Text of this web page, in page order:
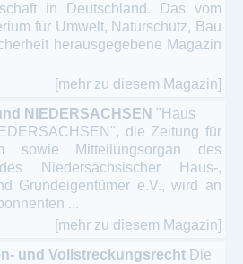
in Deutschland. Das vom
für Umwelt, Naturschutz, Bau
herausgegebene Magazin
[mehr zu diesem Magazin]
NIEDERSACHSEN "Haus
die Zeitung für
sowie Mitteilungsorgan des
Niedersächsischer Haus-,
Grundeigentümer e.V., wird an
...
[mehr zu diesem Magazin]
und Vollstreckungsrecht Die